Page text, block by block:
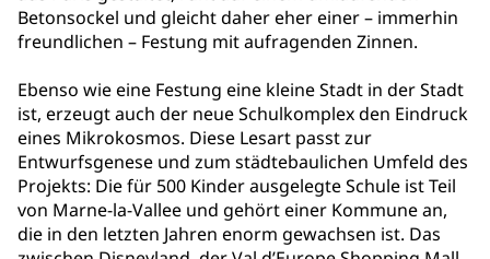
Betonsockel und gleicht daher eher einer – immerhin
freundlichen – Festung mit aufragenden Zinnen.
Ebenso wie eine Festung eine kleine Stadt in der Stadt
ist, erzeugt auch der neue Schulkomplex den Eindruck
eines Mikrokosmos. Diese Lesart passt zur
Entwurfsgenese und zum städtebaulichen Umfeld des
Projekts: Die für 500 Kinder ausgelegte Schule ist Teil
von Marne-la-Vallee und gehört einer Kommune an,
die in den letzten Jahren enorm gewachsen ist. Das